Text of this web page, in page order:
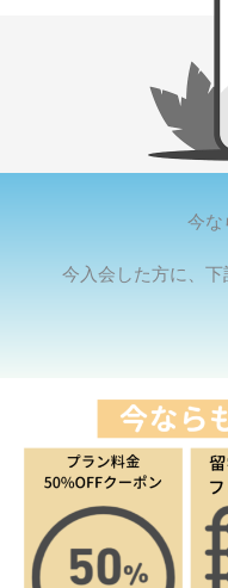
今な
今入会した方に、